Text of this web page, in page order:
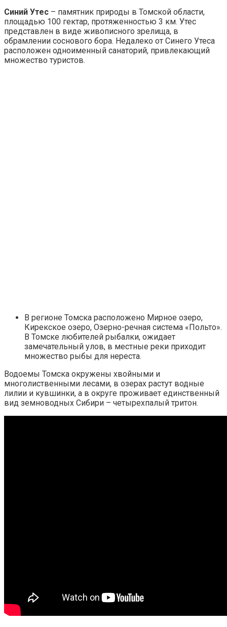
Синий Утес – памятник природы в Томской области,
площадью 100 гектар, протяженностью 3 км. Утес
представлен в виде живописного зрелища, в
обрамлении соснового бора. Недалеко от Синего Утеса
расположен одноименный санаторий, привлекающий
множество туристов.
В регионе Томска расположено Мирное озеро,
Кирекское озеро, Озерно-речная система «Польто».
В Томске любителей рыбалки, ожидает
замечательный улов, в местные реки приходит
множество рыбы для нереста.
Водоемы Томска окружены хвойными и
многолиственными лесами, в озерах растут водные
лилии и кувшинки, а в округе проживает единственный
вид земноводных Сибири – четырехпалый тритон.